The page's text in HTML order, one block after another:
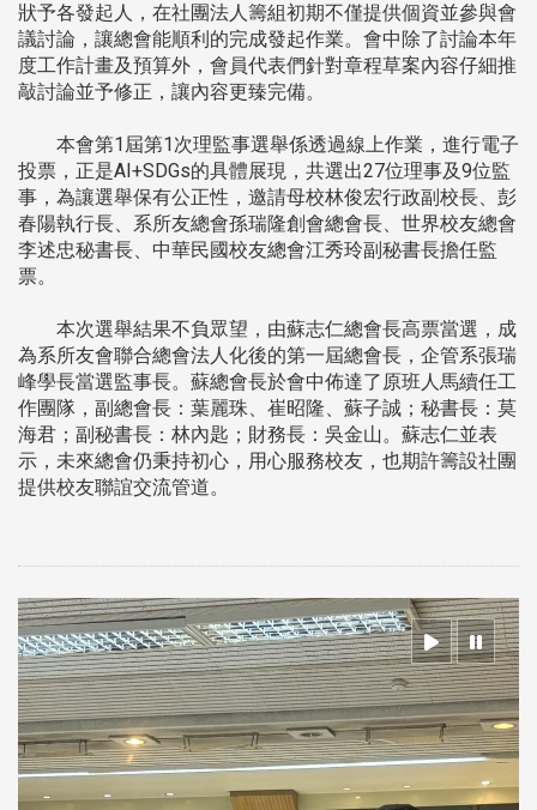
狀予各發起人，在社團法人籌組初期不僅提供個資並參與會
議討論，讓總會能順利的完成發起作業。會中除了討論本年
度工作計畫及預算外，會員代表們針對章程草案內容仔細推
敲討論並予修正，讓內容更臻完備。
本會第1屆第1次理監事選舉係透過線上作業，進行電子
投票，正是AI+SDGs的具體展現，共選出27位理事及9位監
事，為讓選舉保有公正性，邀請母校林俊宏行政副校長、彭
春陽執行長、系所友總會孫瑞隆創會總會長、世界校友總會
李述忠秘書長、中華民國校友總會江秀玲副秘書長擔任監
票。
本次選舉結果不負眾望，由蘇志仁總會長高票當選，成
為系所友會聯合總會法人化後的第一屆總會長，企管系張瑞
峰學長當選監事長。蘇總會長於會中佈達了原班人馬續任工
作團隊，副總會長：葉麗珠、崔昭隆、蘇子誠；秘書長：莫
海君；副秘書長：林內匙；財務長：吳金山。蘇志仁並表
示，未來總會仍秉持初心，用心服務校友，也期許籌設社團
提供校友聯誼交流管道。